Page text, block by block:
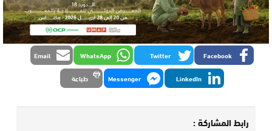
Facebook
Twitter
WhatsApp
Email
LinkedIn
Messenger طباعة
رابط المشاركة :